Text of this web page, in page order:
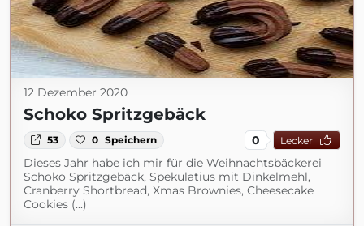
12 Dezember 2020
Schoko Spritzgebäck
53 0 Speichern 0 Lecker
Dieses Jahr habe ich mir für die Weihnachtsbäckerei
Schoko Spritzgebäck, Spekulatius mit Dinkelmehl,
Cranberry Shortbread, Xmas Brownies, Cheesecake
Cookies (...)